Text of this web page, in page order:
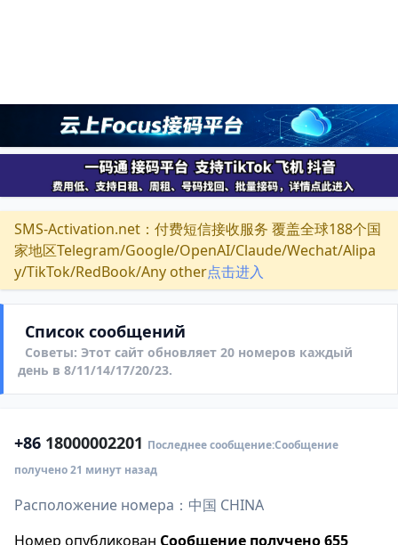
SMS-Activation.net：付费短信接收服务 覆盖全球188个国
家地区Telegram/Google/OpenAI/Claude/Wechat/Alipa
y/TikTok/RedBook/Any other点击进入
Список сообщений
Советы: Этот сайт обновляет 20 номеров каждый
день в 8/11/14/17/20/23.
+86 18000002201 Последнее сообщение:Сообщение
получено 21 минут назад
Расположение номера：中国 CHINA
Номер опубликован Сообщение получено 655